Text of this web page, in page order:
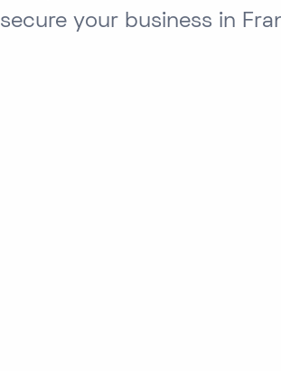
secure your business in